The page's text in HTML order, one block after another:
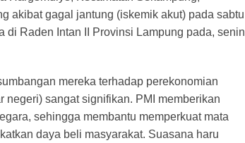
akibat gagal jantung (iskemik akut) pada sabtu
di Raden Intan II Provinsi Lampung pada, senin
mereka terhadap perekonomian
negeri) sangat signifikan. PMI memberikan
sehingga membantu memperkuat mata
daya beli masyarakat. Suasana haru